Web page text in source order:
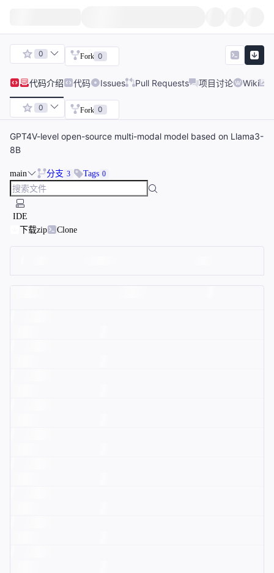
0 Fork 0
代码介绍 代码 Issues Pull Requests 项目讨论 Wiki
0 Fork 0
GPT4V-level open-source multi-modal model based on Llama3-
8B
main 分支 3 Tags 0
IDE
下载zip
Clone